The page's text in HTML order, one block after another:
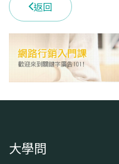
返回
大學問